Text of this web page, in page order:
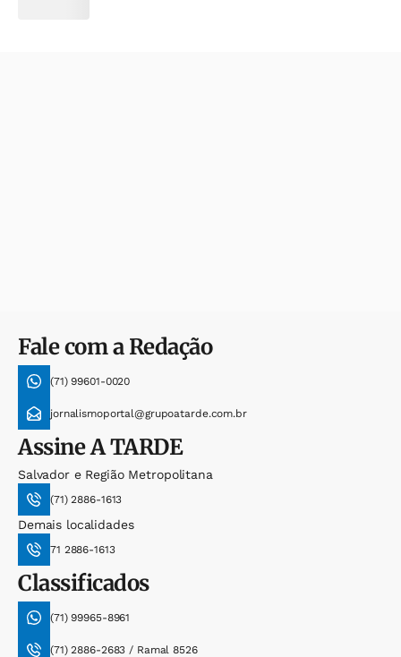
Fale com a Redação
(71) 99601-0020
jornalismoportal@grupoatarde.com.br
AssineA TARDE
Salvador e Região Metropolitana
(71) 2886-1613
Demais localidades
71 2886-1613
Classificados
(71) 99965-8961
(71) 2886-2683 / Ramal 8526